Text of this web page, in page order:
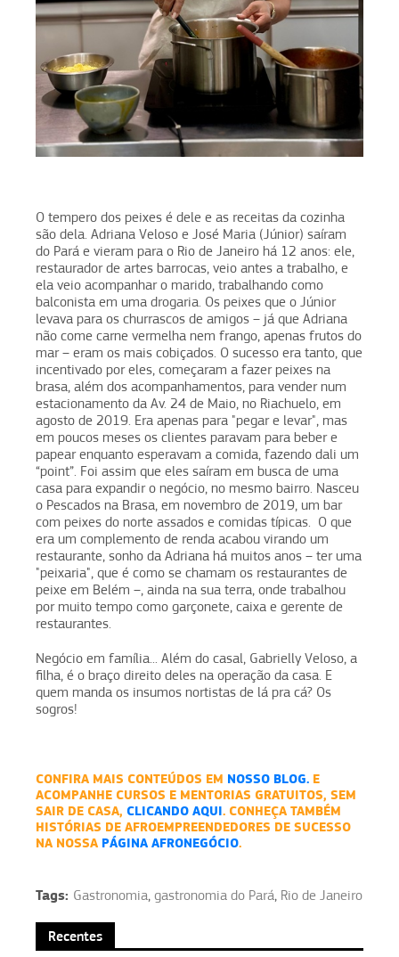
O tempero dos peixes é dele e as receitas da cozinha
são dela. Adriana Veloso e José Maria (Júnior) saíram
do Pará e vieram para o Rio de Janeiro há 12 anos: ele,
restaurador de artes barrocas, veio antes a trabalho, e
ela veio acompanhar o marido, trabalhando como
balconista em uma drogaria. Os peixes que o Júnior
levava para os churrascos de amigos – já que Adriana
não come carne vermelha nem frango, apenas frutos do
mar – eram os mais cobiçados. O sucesso era tanto, que
incentivado por eles, começaram a fazer peixes na
brasa, além dos acompanhamentos, para vender num
estacionamento da Av. 24 de Maio, no Riachuelo, em
agosto de 2019. Era apenas para "pegar e levar", mas
em poucos meses os clientes paravam para beber e
papear enquanto esperavam a comida, fazendo dali um
“point”. Foi assim que eles saíram em busca de uma
casa para expandir o negócio, no mesmo bairro. Nasceu
o Pescados na Brasa, em novembro de 2019, um bar
com peixes do norte assados e comidas típicas. O que
era um complemento de renda acabou virando um
restaurante, sonho da Adriana há muitos anos – ter uma
"peixaria", que é como se chamam os restaurantes de
peixe em Belém –, ainda na sua terra, onde trabalhou
por muito tempo como garçonete, caixa e gerente de
restaurantes.
Negócio em família... Além do casal, Gabrielly Veloso, a
filha, é o braço direito deles na operação da casa. E
quem manda os insumos nortistas de lá pra cá? Os
sogros!
CONFIRA MAIS CONTEÚDOS EM NOSSO BLOG. E
ACOMPANHE CURSOS E MENTORIAS GRATUITOS, SEM
SAIR DE CASA, CLICANDO AQUI. CONHEÇA TAMBÉM
HISTÓRIAS DE AFROEMPREENDEDORES DE SUCESSO
NA NOSSA PÁGINA AFRONEGÓCIO.
Tags: Gastronomia, gastronomia do Pará, Rio de Janeiro
Recentes